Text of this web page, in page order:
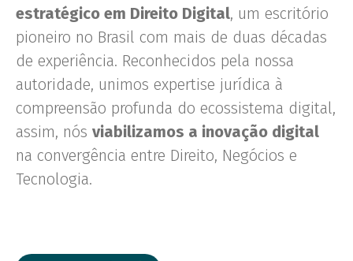
estratégico em Direito Digital, um escritório
pioneiro no Brasil com mais de duas décadas
de experiência. Reconhecidos pela nossa
autoridade, unimos expertise jurídica à
compreensão profunda do ecossistema digital,
assim, nós viabilizamos a inovação digital
na convergência entre Direito, Negócios e
Tecnologia.